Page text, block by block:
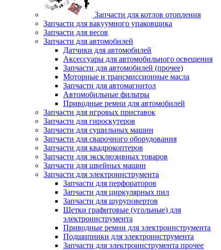
Запчасти для котлов отопления
Запчасти для вакуумного упаковщика
Запчасти для весов
Запчасти для автомобилей
Датчики для автомобилей
Аксессуары для автомобильного освещения
Запчасти для автомобилей (прочее)
Моторные и трансмиссионные масла
Запчасти для автомагнитол
Автомобильные фильтры
Приводные ремни для автомобилей
Запчасти для игровых приставок
Запчасти для гироскутеров
Запчасти для сушильных машин
Запчасти для сварочного оборудования
Запчасти для квадрокоптеров
Запчасти для эксклюзивных товаров
Запчасти для швейных машин
Запчасти для электроинструмента
Запчасти для перфораторов
Запчасти для циркулярных пил
Запчасти для шуруповертов
Щетки графитовые (угольные) для
электроинструмента
Приводные ремни для электроинструмента
Подшипники для электроинструмента
Запчасти для электроинструмента прочее